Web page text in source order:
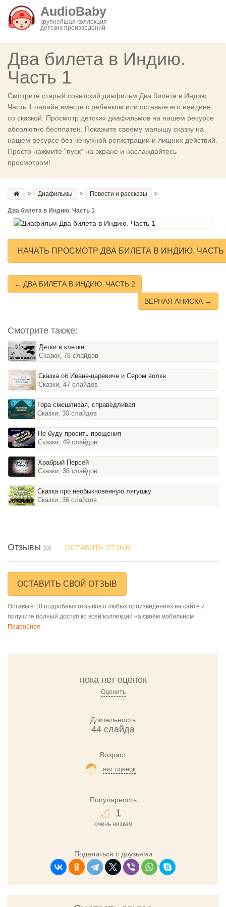
AudioBaby
крупнейшая коллекция
детских произведений
Два билета в Индию.
Часть 1
Смотрите старый советский диафильм Два билета в Индию.
Часть 1 онлайн вместе с ребенком или оставьте его наедине
со сказкой. Просмотр детских диафильмов на нашем ресурсе
абсолютно бесплатен. Покажите своему малышу сказку на
нашем ресурсе без ненужной регистрации и лишних действий.
Просто нажмите "пуск" на экране и наслаждайтесь
просмотром!
> Диафильмы > Повести и рассказы >
Два билета в Индию. Часть 1
НАЧАТЬ ПРОСМОТР ДВА БИЛЕТА В ИНДИЮ.
← ДВА БИЛЕТА В ИНДИЮ. ЧАСТЬ 2
ВЕРНАЯ АНИСКА →
Смотрите также:
Детки в клетке
Сказки, 78 слайдов
Сказка об Иване-царевиче и Сером волке
Сказки, 47 слайдов
Гора смешливая, справедливая
Сказки, 30 слайдов
Не буду просить прощения
Сказки, 49 слайдов
Храбрый Персей
Сказки, 36 слайдов
Сказка про необыкновенную лягушку
Сказки, 36 слайдов
Отзывы (0) ОСТАВИТЬ ОТЗЫВ
ОСТАВИТЬ СВОЙ ОТЗЫВ
Оставьте 10 подробных отзывов о любых произведениях на сайте и
получите полный доступ ко всей коллекции на своём мобильном
Подробнее
пока нет оценок
Оценить
Длительность
44 слайда
Возраст
нет оценок
Популярность
1
очень низкая
Поделиться с друзьями